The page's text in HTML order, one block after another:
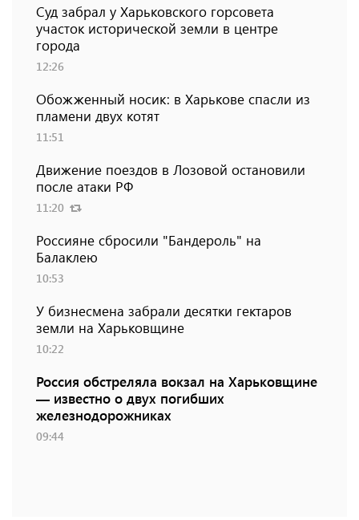
Суд забрал у Харьковского горсовета
участок исторической земли в центре
города
12:26
Обожженный носик: в Харькове спасли из
пламени двух котят
11:51
Движение поездов в Лозовой остановили
после атаки РФ
11:20
Россияне сбросили "Бандероль" на
Балаклею
10:53
У бизнесмена забрали десятки гектаров
земли на Харьковщине
10:22
Россия обстреляла вокзал на Харьковщине
— известно о двух погибших
железнодорожниках
09:44